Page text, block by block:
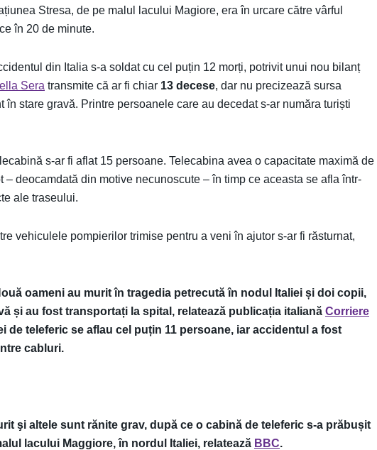
Stresa, de pe malul lacului Magiore, era în urcare către vârful
în 20 de minute.
din Italia s-a soldat cu cel puțin 12 morți, potrivit unui nou bilanț
Sera transmite că ar fi chiar 13 decese, dar nu precizează sursa
în stare gravă. Printre persoanele care au decedat s-ar număra turiști
s-ar fi aflat 15 persoane. Telecabina avea o capacitate maximă de
– deocamdată din motive necunoscute – în timp ce aceasta se afla într-
ale traseului.
vehiculele pompierilor trimise pentru a veni în ajutor s-ar fi răsturnat,
oameni au murit în tragedia petrecută în nodul Italiei și doi copii,
și au fost transportați la spital, relatează publicația italiană Corriere
de teleferic se aflau cel puțin 11 persoane, iar accidentul a fost
cabluri.
şi altele sunt rănite grav, după ce o cabină de teleferic s-a prăbușit
lacului Maggiore, în nordul Italiei, relatează BBC.